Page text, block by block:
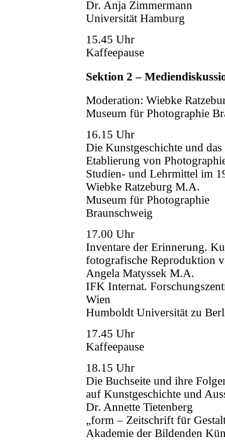
Dr. Anja Zimmermann
Universität Hamburg
15.45 Uhr
Kaffeepause
Sektion 2 –
Moderation: Wiebke
Museum für Photographie
16.15 Uhr
Die Kunstgeschichte und
Etablierung von
Studien- und Lehrmittel im
Wiebke Ratzeburg M.A.
Museum für Photographie
Braunschweig
17.00 Uhr
Inventare der Erinnerung.
fotografische Reproduktion
Angela Matyssek M.A.
IFK Internat.
Wien
Humboldt Universität zu
17.45 Uhr
Kaffeepause
18.15 Uhr
Die Buchseite und ihre
auf Kunstgeschichte und
Dr. Annette Tietenberg
„form – Zeitschrift für
Akademie der Bildenden